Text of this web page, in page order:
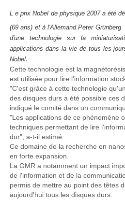
L e prix Nobel de physique 2007 a été
(69 ans) et à l'Allemand Peter Grünberg
d'une technologie sur la
applications dans la vie de tous les
Nobel.
Cette technologie est la
est utilisée pour lire l'information
"C'est grâce à cette technologie
des disques durs a été possible ces
indiqué le comité dans un
"Les applications de ce phénomène
techniques permettant de lire
dur", a-t-il estimé.
Ce domaine de la recherche en
en forte expansion.
La GMR a notamment un impact
de l'information et de la
permis de mettre au point des têtes
aujourd'hui tous les disques durs.